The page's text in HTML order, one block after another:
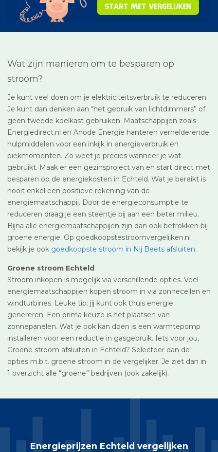
Wat zijn manieren om te besparen op
stroom?
Je kunt veel doen om je elektriciteitsverbruik te reduceren.
Je kunt dan denken aan “het gebruik van lichtdimmers” of
geen tweede koelkast gebruiken. Maatschappijen zoals
Energiedirect.nl en Anode Energie hanteren verhelderende
hulpmiddelen voor een inkijk in energieverbruik en
piekmomenten. Zo weet je precies wanneer je wat
gebruikt. Maak er een gezinsproject van en start direct met
besparen op de energiekosten in Echteld. Wat je bereikt is
nooit enkel een positieve rekening van de
energiemaatschappij. Door de energieconsumptie te
reduceren draag je een steentje bij aan een beter milieu.
Bijna alle energiemaatschappijen zijn dan ook betrokken bij
groene energie. Op goedkoopstestroomvergelijken.nl
bekijk je ook goedkoopste stroom in Nij Beets afsluiten.
Groene stroom Echteld
Stroom inkopen is mogelijk via verschillende opties. Veel
energiemaatschappijen kopen stroom in via zonnecellen en
windturbines. Leuke tip: jij kunt ook thuis energie
genereren. Een prima keuze is het plaatsen van
zonnepanelen. Wat je ook kan doen is een warmtepomp
installeren voor een reductie in gasgebruik. Iets voor jou,
Groene stroom afsluiten in Echteld? Selecteer dan de
opties m.b.t. groene stroom in de vergelijker. Je ziet dan in
1 overzicht alle “groene” bedrijven (ook zakelijk).
Energieprijzen Echteld vergelijken